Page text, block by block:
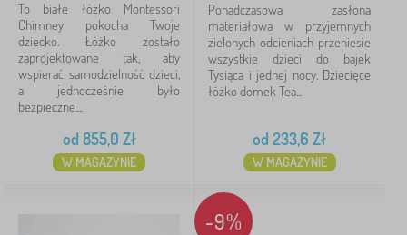
To białe łóżko Montessori
Chimney pokocha Twoje
dziecko. Łóżko zostało
zaprojektowane tak, aby
wspierać samodzielność dzieci,
a jednocześnie było
bezpieczne....
od 855,0 Zł
W MAGAZYNIE
Ponadczasowa zasłona
materiałowa w przyjemnych
zielonych odcieniach przeniesie
wszystkie dzieci do bajek
Tysiąca i jednej nocy. Dziecięce
łóżko domek Tea...
od 233,6 Zł
W MAGAZYNIE
-9%